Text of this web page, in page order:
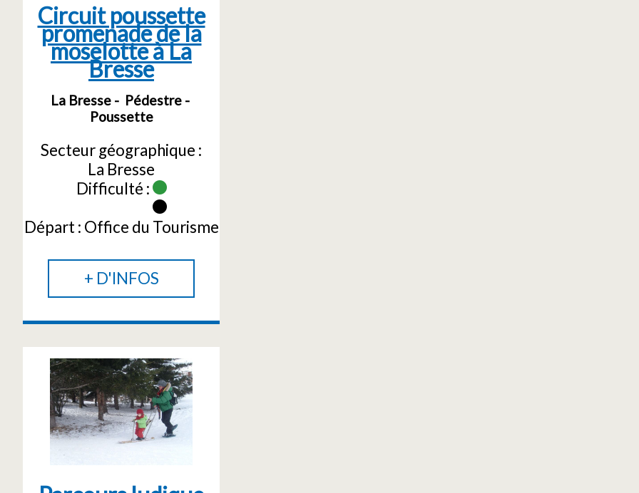
Circuit poussette
promenade de la
moselotte à La
Bresse
La Bresse
Pédestre
Poussette
Secteur géographique :
La Bresse
Difficulté :
Départ : Office du Tourisme
+ D'INFOS